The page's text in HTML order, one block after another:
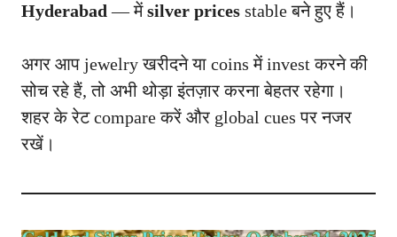
Hyderabad — मेंsilver prices stable बने हुए हैं।
अगर आप jewelry खरीदने या coins में invest करने की
सोच रहे हैं, तो अभी थोड़ा इंतज़ार करना बेहतर रहेगा।
शहर के रेट compare करें और global cues पर नजर
रखें।